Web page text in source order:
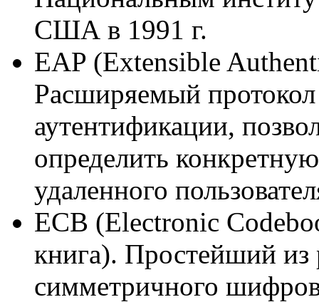
США в 1991 г.
EAP (Extensible
Расширяемый
аутентификации,
определить
удаленного
ECB (Electronic
книга). Простейший
симметричного